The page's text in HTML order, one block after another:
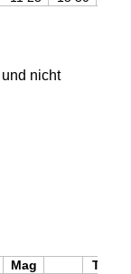
und nicht
Mag T.